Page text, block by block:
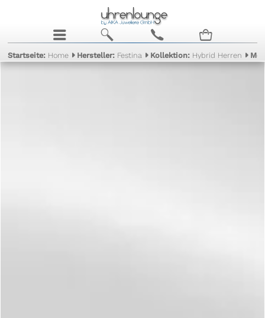
j b c n
Startseite: Home Hersteller: Festina Kollektion: Hybrid Herren